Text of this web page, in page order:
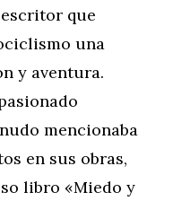
que
una
y aventura.
mencionaba
en sus obras,
libro «Miedo y